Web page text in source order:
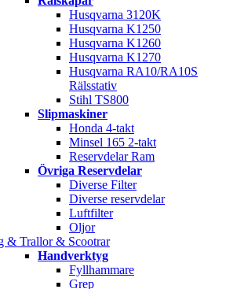
Husqvarna 3120K
Husqvarna K1250
Husqvarna K1260
Husqvarna K1270
Husqvarna RA10/RA10S
Rälsstativ
Stihl TS800
Slipmaskiner
Honda 4-takt
Minsel 165 2-takt
Reservdelar Ram
Övriga Reservdelar
Diverse Filter
Diverse reservdelar
Luftfilter
Oljor
& Trallor & Scootrar
Handverktyg
Fyllhammare
Grep